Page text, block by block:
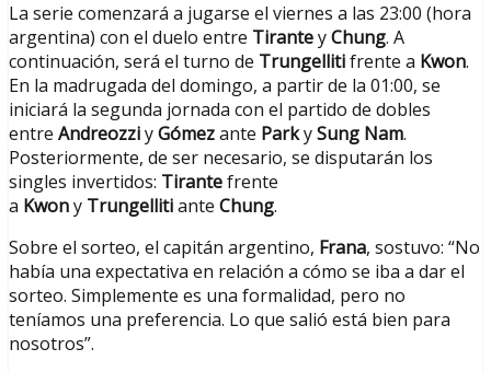
La serie comenzará a jugarse el viernes a las 23:00 (hora
argentina) con el duelo entre TiranteyChung. A
continuación, será el turno de Trungellitifrente a Kwon.
En la madrugada del domingo, a partir de la 01:00, se
iniciará la segunda jornada con el partido de dobles
entre AndreozziyGómezante ParkySung Nam.
Posteriormente, de ser necesario, se disputarán los
singles invertidos: Tirantefrente
a Kwony Trungellitiante Chung.
Sobre el sorteo, el capitán argentino, Frana, sostuvo: “No
había una expectativa en relación a cómo se iba a dar el
sorteo. Simplemente es una formalidad, pero no
teníamos una preferencia. Lo que salió está bien para
nosotros”.